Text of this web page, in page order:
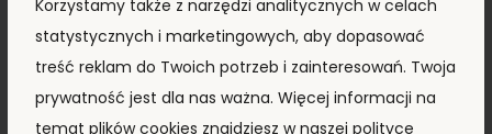
Kontener morski 12m (40’HC) CIMU2583813
7 990,00 zł + VAT
8 290,00 zł
Korzystamy także z narzędzi analitycznych w celach
statystycznych i marketingowych, aby dopasować
treść reklam do Twoich potrzeb i zainteresowań. Twoja
prywatność jest dla nas ważna. Więcej informacji na
temat plików cookies znajdziesz w naszej polityce